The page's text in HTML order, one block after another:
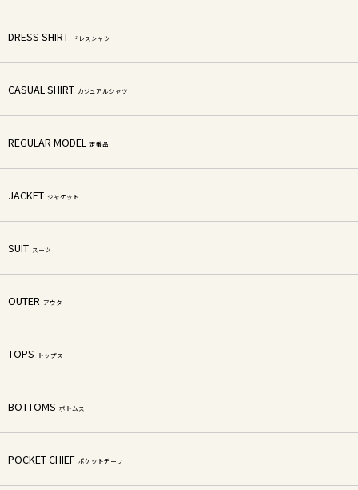
DRESS SHIRT ドレスシャツ
CASUAL SHIRT カジュアルシャツ
REGULAR MODEL 定番品
JACKET ジャケット
SUIT スーツ
OUTER アウター
TOPS トップス
BOTTOMS ボトムス
POCKET CHIEF ポケットチーフ